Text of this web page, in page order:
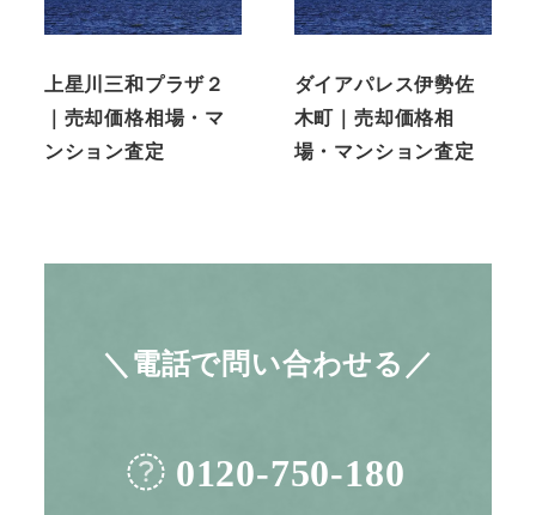
上星川三和プラザ２
｜売却価格相場・マ
ンション査定
ダイアパレス伊勢佐
木町｜売却価格相
場・マンション査定
＼電話で問い合わせる／
0120-750-180